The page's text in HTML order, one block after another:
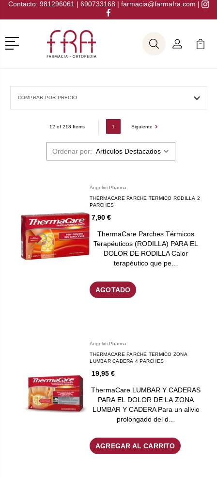
Contacto: 981296061 | 690733168 | farmacia@farmafra.com |
Menú
BuscarMi Cuenta
Mi
COMPRAR POR PRECIO
12 of 218 Items 1 Siguiente
Ordenar por:
Angelini Pharma
THERMACARE PARCHE TERMICO RODILLA 2
PARCHES
7,90 €
ThermaCare Parches Térmicos
Terapéuticos (RODILLA) PARA EL
DOLOR DE RODILLA Calor
terapéutico que pe…
AGOTADO
Angelini Pharma
THERMACARE PARCHE TERMICO ZONA
LUMBAR CADERA 4 PARCHES
19,95 €
ThermaCare LUMBAR Y CADERAS
PARA EL DOLOR DE LA ZONA
LUMBAR Y CADERA Para un alivio
prolongado del d…
AGREGAR AL CARRITO